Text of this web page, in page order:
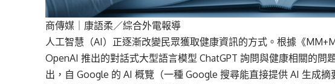
商傳媒 ｜康語柔／綜合外電報導
人工智慧（AI）正逐漸改變民眾獲取健康資訊的方式。根據《
OpenAI 推出的對話式大型語言模型 ChatGPT 詢問與健康相關的問
出，自 Google 的 AI 概覽（一種 Google 搜尋能直接提供 AI 生成